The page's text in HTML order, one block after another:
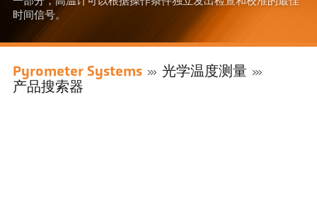
时间信号。
Pyrometer Systems
光学温度测量
产品搜索器